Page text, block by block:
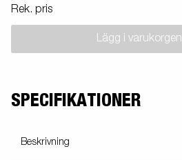
Rek. pris
Lägg i varukorgen
SPECIFIKATIONER
Beskrivning